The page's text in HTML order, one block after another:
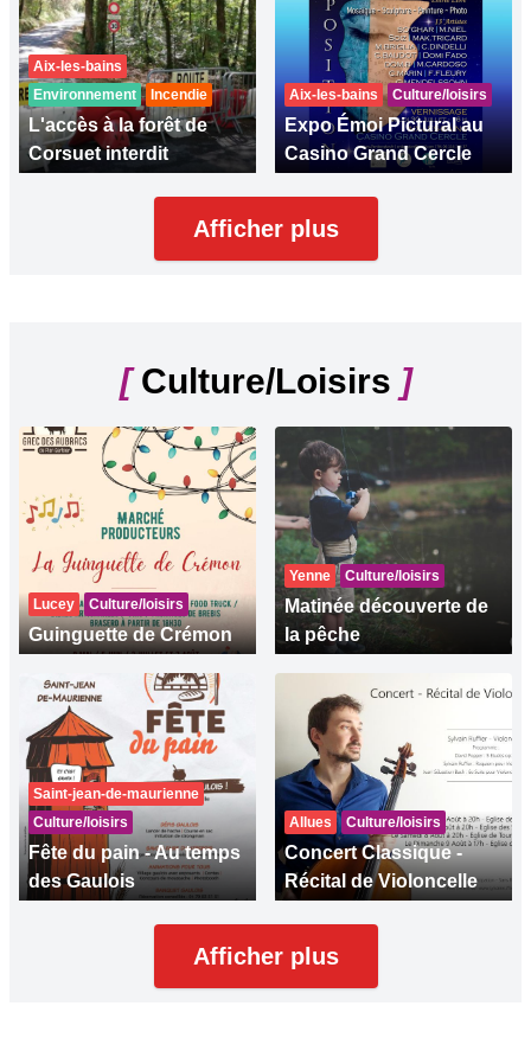
Aix-les-bains
Environnement
Incendie
L'accès à la forêt de
Corsuet interdit
Aix-les-bains Culture/loisirs
Expo Émoi Pictural au
Casino Grand Cercle
Afficher plus
[Culture/Loisirs ]
Lucey Culture/loisirs
Guinguette de Crémon
Yenne Culture/loisirs
Matinée découverte de
la pêche
Saint-jean-de-maurienne
Culture/loisirs
Fête du pain - Au temps
des Gaulois
Allues Culture/loisirs
Concert Classique -
Récital de Violoncelle
Afficher plus